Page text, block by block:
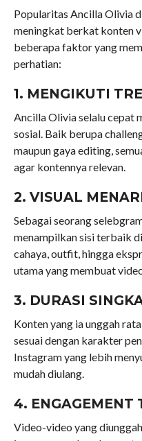
Popularitas Ancilla Olivia
meningkat berkat konten
beberapa faktor yang
perhatian:
1. MENGIKUTI
Ancilla Olivia selalu cepat
sosial. Baik berupa
maupun gaya editing,
agar kontennya relevan.
2. VISUAL
Sebagai seorang
menampilkan sisi terbaik
cahaya, outfit, hingga
utama yang membuat
3. DURASI
Konten yang ia unggah
sesuai dengan karakter
Instagram yang lebih
mudah diulang.
4. ENGAGEMENT
Video-video yang